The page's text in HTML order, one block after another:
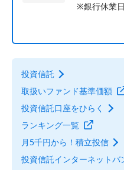
※銀行休業
投資信託
取扱いファンド基準価額
投資信託口座をひらく
ランキング一覧
月5千円から！積立投信
投資信託インターネットバ